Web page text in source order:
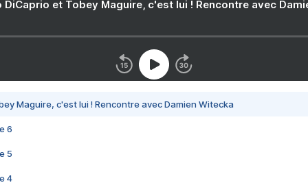
DiCaprio et Tobey Maguire, c'est lui ! Rencontre avec
Maguire, c'est lui ! Rencontre avec Damien Witecka
6
5
4